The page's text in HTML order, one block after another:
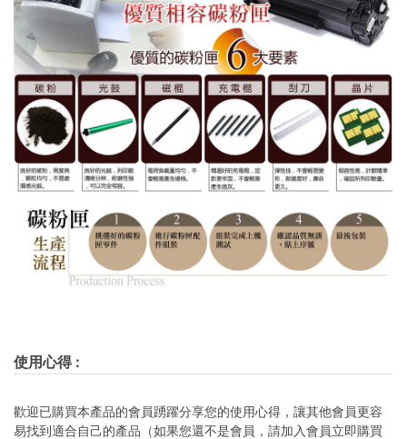
使用心得:
歡迎已購買本產品的會員踴躍分享您的使用心得，讓其他會員更容
易找到適合自己的產品（如果您還不是會員，請加入會員立即購買